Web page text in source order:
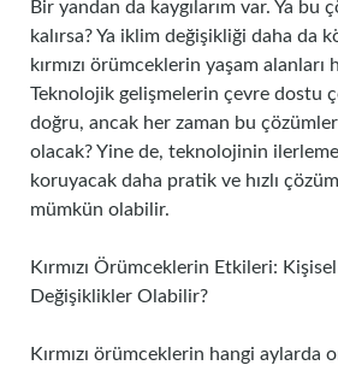
Bir yandan da kaygılarım var. Ya bu
kalırsa? Ya iklim değişikliği daha da
kırmızı örümceklerin yaşam alanları
Teknolojik gelişmelerin çevre dostu
doğru, ancak her zaman bu
olacak? Yine de, teknolojinin
koruyacak daha pratik ve hızlı
mümkün olabilir.
Kırmızı Örümceklerin Etkileri:
Değişiklikler Olabilir?
Kırmızı örümceklerin hangi aylarda